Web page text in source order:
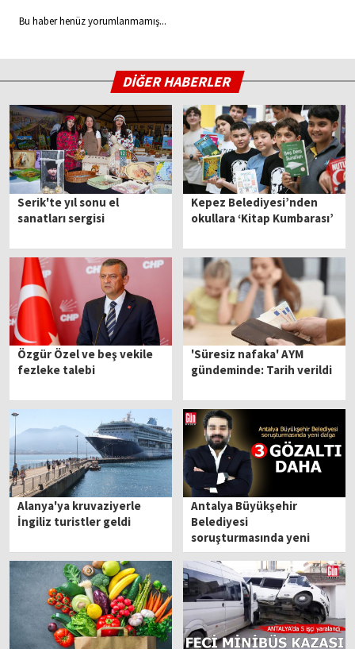
Bu haber henüz yorumlanmamış...
DİĞER HABERLER
Serik'te yıl sonu el
sanatları sergisi
Kepez Belediyesi’nden
okullara ‘Kitap Kumbarası’
Özgür Özel ve beş vekile
fezleke talebi
'Süresiz nafaka' AYM
gündeminde: Tarih verildi
Alanya'ya kruvaziyerle
İngiliz turistler geldi
Antalya Büyükşehir
Belediyesi
soruşturmasında yeni
dalga